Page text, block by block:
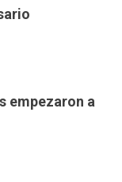
empezaron a